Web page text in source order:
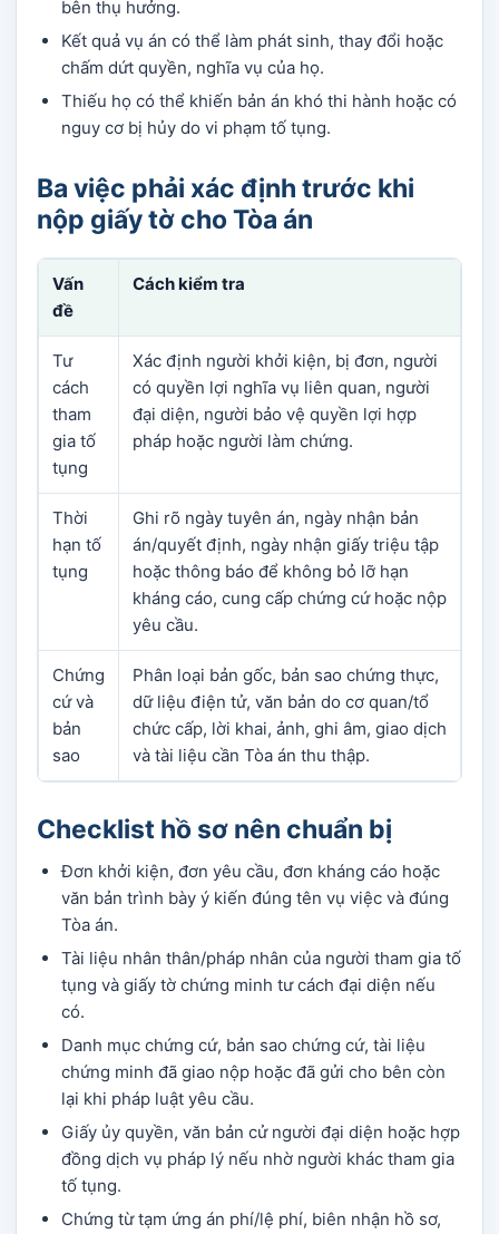
bên thụ hưởng.
Kết quả vụ án có thể làm phát sinh, thay đổi hoặc
chấm dứt quyền, nghĩa vụ của họ.
Thiếu họ có thể khiến bản án khó thi hành hoặc có
nguy cơ bị hủy do vi phạm tố tụng.
Ba việc phải xác định trước khi
nộp giấy tờ cho Tòa án
Vấn
đề
Cách kiểm tra
Tư
cách
tham
gia tố
tụng
Xác định người khởi kiện, bị đơn, người
có quyền lợi nghĩa vụ liên quan, người
đại diện, người bảo vệ quyền lợi hợp
pháp hoặc người làm chứng.
Thời
hạn tố
tụng
Ghi rõ ngày tuyên án, ngày nhận bản
án/quyết định, ngày nhận giấy triệu tập
hoặc thông báo để không bỏ lỡ hạn
kháng cáo, cung cấp chứng cứ hoặc nộp
yêu cầu.
Chứng
cứ và
bản
sao
Phân loại bản gốc, bản sao chứng thực,
dữ liệu điện tử, văn bản do cơ quan/tổ
chức cấp, lời khai, ảnh, ghi âm, giao dịch
và tài liệu cần Tòa án thu thập.
Checklist hồ sơ nên chuẩn bị
Đơn khởi kiện, đơn yêu cầu, đơn kháng cáo hoặc
văn bản trình bày ý kiến đúng tên vụ việc và đúng
Tòa án.
Tài liệu nhân thân/pháp nhân của người tham gia tố
tụng và giấy tờ chứng minh tư cách đại diện nếu
có.
Danh mục chứng cứ, bản sao chứng cứ, tài liệu
chứng minh đã giao nộp hoặc đã gửi cho bên còn
lại khi pháp luật yêu cầu.
Giấy ủy quyền, văn bản cử người đại diện hoặc hợp
đồng dịch vụ pháp lý nếu nhờ người khác tham gia
tố tụng.
Chứng từ tạm ứng án phí/lệ phí, biên nhận hồ sơ,